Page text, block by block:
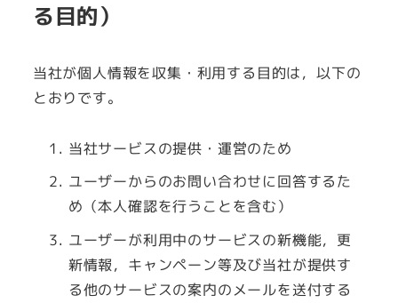
る目的）
当社が個人情報を収集・利用する目的は，以下の
とおりです。
当社サービスの提供・運営のため
ユーザーからのお問い合わせに回答するた
め（本人確認を行うことを含む）
ユーザーが利用中のサービスの新機能，更
新情報，キャンペーン等及び当社が提供す
る他のサービスの案内のメールを送付する